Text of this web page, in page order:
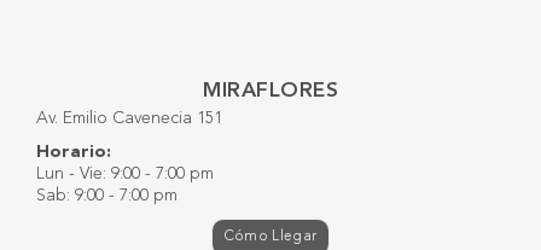
MIRAFLORES
Av. Emilio Cavenecia 151
Horario:
Lun - Vie: 9:00 - 7:00 pm
Sab: 9:00 - 7:00 pm
Cómo Llegar